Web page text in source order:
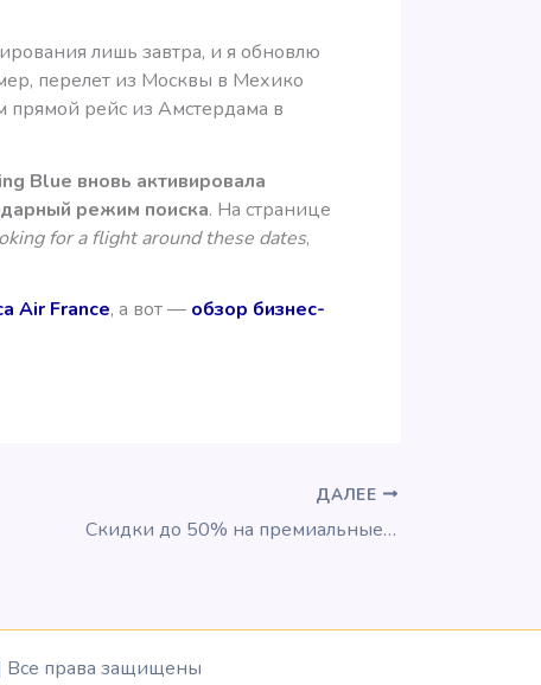
лишь завтра, и я обновлю
перелет из Москвы в Мехико
прямой рейс из Амстердама в
Blue вновь активировала
режим поиска. На странице
for a flight around these dates,
Air France, а вот — обзор бизнес-
ДАЛЕЕ
Скидки до 50% на премиальные билеты SAS
Все права защищены